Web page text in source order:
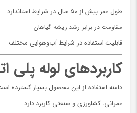
طول عمر بیش از ۵۰ سال در شرایط استاندارد
مقاومت در برابر رشد ریشه گیاهان
قابلیت استفاده در شرایط آب‌وهوایی مختلف
کاربردهای لوله
دامنه استفاده از این محصول بسیار گسترده
عمرانی، کشاورزی و صنعتی کاربرد دارد.